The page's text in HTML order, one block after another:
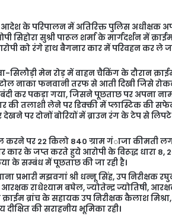
के परिपालन में अतिरिक्त पुलिस अधीक्षक
सिहोरा सुश्री पारूल शर्मा के मार्गदर्शन में
को रंगे हाथ बैगनार कार में परिवहन कर ले
मेन रोड़ में वाहन चैकिंग के दौरान क्राईम
नाका फनवानी तरफ से आती दिखी जिसे
कर पकड़ा गया, जिसने पूछताछ पर अपना
की तलाशी लेने पर डिक्की में प्लास्टिक की
पर दोनों बोरियों में ब्राउन रंग के टेप से
करने पर 22 किलो 840 ग्राम गंाजा कीमती
के जप्त करते हुये आरोपी के विरूद्ध धारा 8,
के सम्बंध में पूछताछ की जा रही है।
मझवगां श्री धन्नू सिंह, उप निरीक्षक
आरक्षक राधेश्याम बघेल, ज्योतेन्द्र ज्योतिषी,
ब्रांच के सहायक उप निरीक्षक कैलाश
की सराहनीय भूमिका रही।